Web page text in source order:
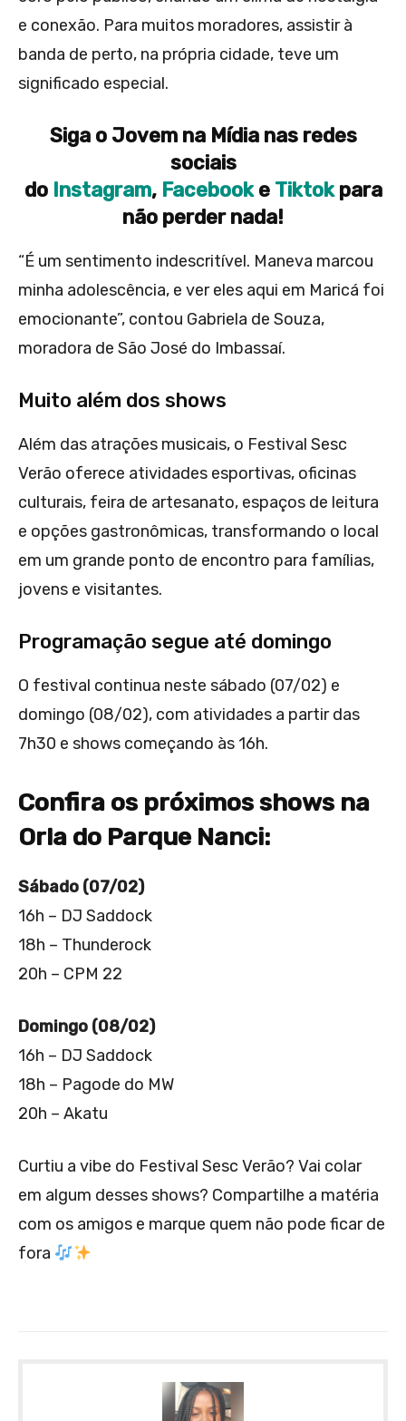
e conexão. Para muitos moradores, assistir à
banda de perto, na própria cidade, teve um
significado especial.
Siga o Jovem na Mídia nas redes
sociais
do Instagram, Facebooke Tiktokpara
não perder nada!
“É um sentimento indescritível. Maneva marcou
minha adolescência, e ver eles aqui em Maricá foi
emocionante”, contou Gabriela de Souza,
moradora de São José do Imbassaí.
Muito além dos shows
Além das atrações musicais, o Festival Sesc
Verão oferece atividades esportivas, oficinas
culturais, feira de artesanato, espaços de leitura
e opções gastronômicas, transformando o local
em um grande ponto de encontro para famílias,
jovens e visitantes.
Programação segue até domingo
O festival continua neste sábado (07/02) e
domingo (08/02), com atividades a partir das
7h30 e shows começando às 16h.
Confira os próximos shows na
Orla do Parque Nanci:
Sábado (07/02)
16h – DJ Saddock
18h – Thunderock
20h – CPM 22
Domingo (08/02)
16h – DJ Saddock
18h – Pagode do MW
20h – Akatu
Curtiu a vibe do Festival Sesc Verão? Vai colar
em algum desses shows? Compartilhe a matéria
com os amigos e marque quem não pode ficar de
fora